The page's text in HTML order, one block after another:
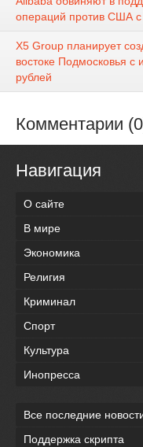
операций против США
X5 Group планирует
востоке Подмосковья
рублей
Комментарии
Навигация
О сайте
В мире
Экономика
Религия
Криминал
Спорт
Культура
Инопресса
Все последние
Поддержка скрипта